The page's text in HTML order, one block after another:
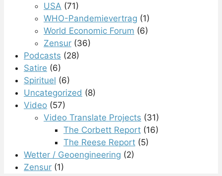
USA (71)
WHO-Pandemievertrag (1)
World Economic Forum (6)
Zensur (36)
Podcasts (28)
Satire (6)
Spirituel (6)
Uncategorized (8)
Video (57)
Video Translate Projects (31)
The Corbett Report (16)
The Reese Report (5)
Wetter / Geoengineering (2)
Zensur (1)